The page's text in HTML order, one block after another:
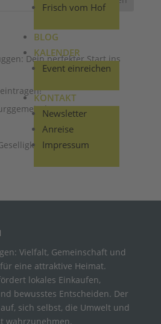
Frisch vom Hof
BLOG
KALENDER
Event einreichen
KONTAKT
Newsletter
Anreise
Impressum
Dein perfekter Start ins
Brüggens erster
Vielfalt, Gemeinschaft und
eine attraktive Heimat.
lokales Einkaufen,
bewusstes Entscheiden. Der
sich selbst, die Umwelt und
wahrzunehmen.